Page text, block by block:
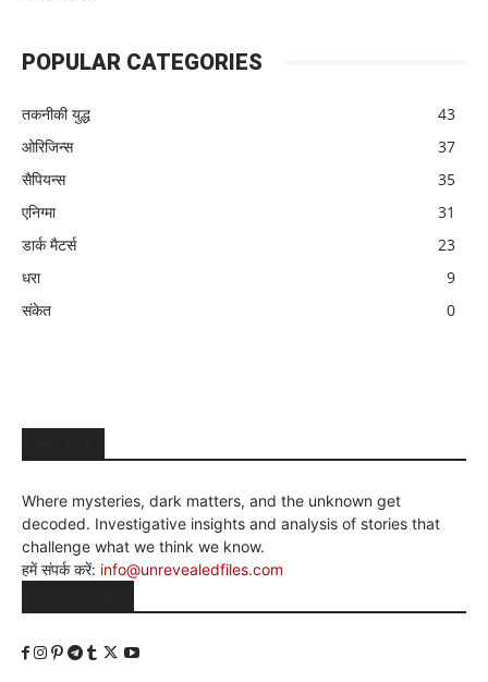
POPULAR CATEGORIES
तकनीकी युद्ध
43
ओरिजिन्स
37
सैपियन्स
35
एनिग्मा
31
डार्क मैटर्स
23
धरा
9
संकेत
0
Where mysteries, dark matters, and the unknown get
decoded. Investigative insights and analysis of stories that
challenge what we think we know.
हमें संपर्क करें: info@unrevealedfiles.com